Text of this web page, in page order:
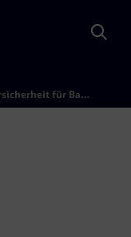
Cybersicherheit für Bahnsysteme